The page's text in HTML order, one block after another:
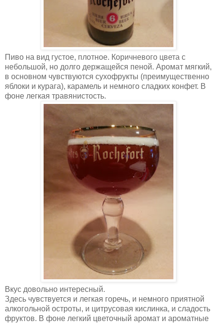
Пиво на вид густое, плотное. Коричневого цвета с
небольшой, но долго держащейся пеной. Аромат мягкий,
в основном чувствуются сухофрукты (преимущественно
яблоки и курага), карамель и немного сладких конфет. В
фоне легкая травянистость.
Вкус довольно интересный.
Здесь чувствуется и легкая горечь, и немного приятной
алкогольной остроты, и цитрусовая кислинка, и сладость
фруктов. В фоне легкий цветочный аромат и ароматные